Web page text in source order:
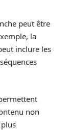
peut être
la
inclure les
non